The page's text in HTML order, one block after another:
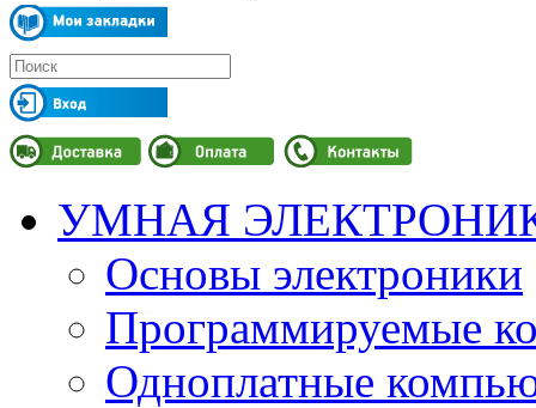
УМНАЯ
Основы электроники
Программируемые
Одноплатные